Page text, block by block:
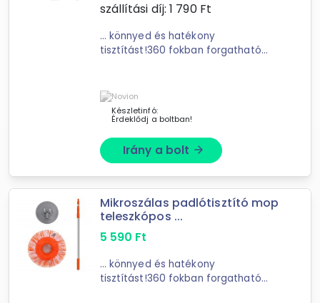
Forgalmazók
KütyüBazár.hu
Otthoni Cuccok webshop
BestByte
szállítási díj: 1 790Ft
... könnyed és hatékony
tisztítást!360 fokban forgatható
száraz és nedves felületeken
egyaránt!Unja már ...
Készletinfó:
Érdeklődj a boltban!
Irány a bolt arrow_forward
Mikroszálas padlótisztító mop
teleszkópos ...
5 590 Ft
... könnyed és hatékony
tisztítást!360 fokban forgatható